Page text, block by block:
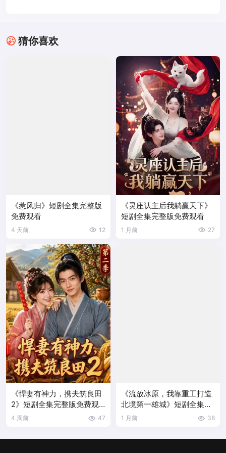
猜你喜欢
《惹凤归》短剧全集完整版
免费观看
4 天前 12
《灵座认主后我躺赢天下》
短剧全集完整版免费观看
1 月前 27
《悍妻有神力，携夫筑良田
2》短剧全集完整版免费观
看
4 周前 47
《流放冰原，我靠重工打造
北境第一雄城》短剧全集完
整版免费观看
1 月前 38